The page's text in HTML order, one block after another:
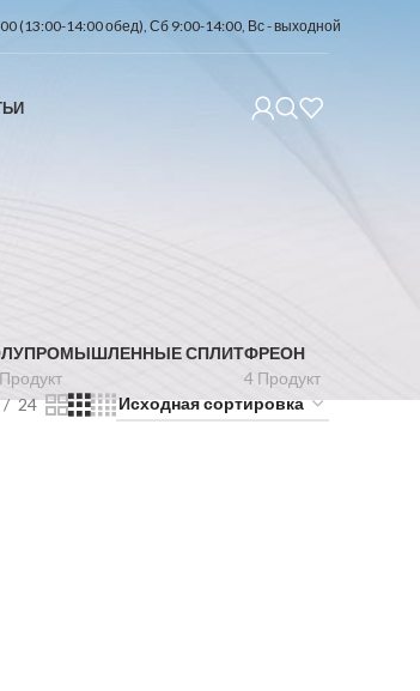
(13:00-14:00 обед), Сб 9:00-14:00, Вс - выходной
СПЛИТФРЕОН
4 Продукт
24